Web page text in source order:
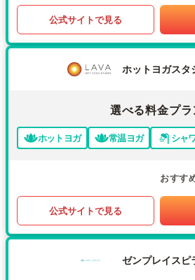
公式サイトで見る
ホットヨガスタ
選べる料金プラ
ホットヨガ 常温ヨガ シャ
おすす
公式サイトで見る
ゼンプレイスピ